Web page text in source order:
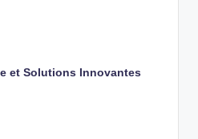
et Solutions Innovantes